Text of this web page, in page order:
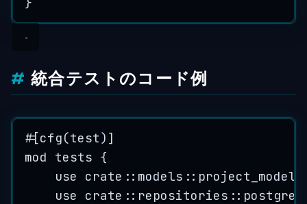
統合テストのコード例
#[cfg(test)]
mod tests {
use
crate :: models :: project_model
use
crate :: repositories :: postgres